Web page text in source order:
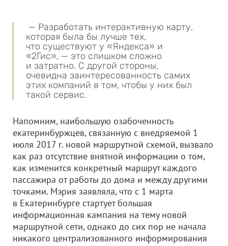
— Разработать интерактивную карту,
которая была бы лучше тех,
что существуют у «Яндекса» и
«2Гис», — это слишком сложно
и затратно. С другой стороны,
очевидна заинтересованность самих
этих компаний в том, чтобы у них был
такой сервис.
Напомним, наибольшую озабоченность
екатеринбуржцев, связанную с внедряемой 1
июля 2017 г. новой маршрутной схемой, вызвало
как раз отсутствие внятной информации о том,
как изменится конкретный маршрут каждого
пассажира от работы до дома и между другими
точками. Мэрия заявляла, что с 1 марта
в Екатеринбурге стартует большая
информационная кампания на тему новой
маршрутной сети, однако до сих пор не начала
никакого централизованного информирования